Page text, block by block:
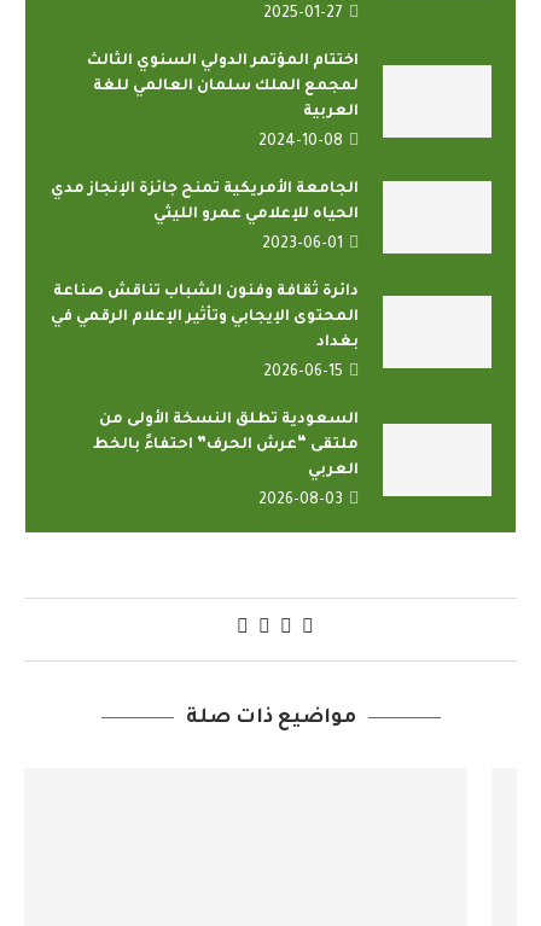
2025-01-27
اختتام المؤتمر الدولي السنوي الثالث
لمجمع الملك سلمان العالمي للغة
العربية
2024-10-08
الجامعة الأمريكية تمنح جائزة الإنجاز مدي
الحياه للإعلامي عمرو الليثي
2023-06-01
دائرة ثقافة وفنون الشباب تناقش صناعة
المحتوى الإيجابي وتأثير الإعلام الرقمي في
بغداد
2026-06-15
السعودية تطلق النسخة الأولى من
ملتقى “عرش الحرف” احتفاءً بالخط
العربي
2026-08-03
مواضيع ذات صلة